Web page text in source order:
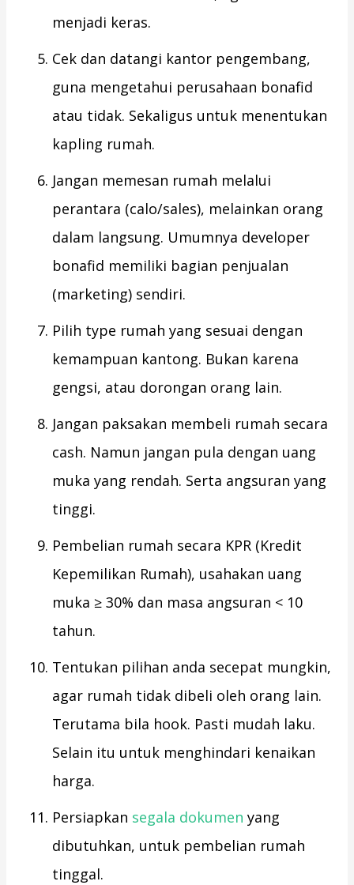
menjadi keras.
Cek dan datangi kantor pengembang,
guna mengetahui perusahaan bonafid
atau tidak. Sekaligus untuk menentukan
kapling rumah.
Jangan memesan rumah melalui
perantara (calo/sales), melainkan orang
dalam langsung. Umumnya developer
bonafid memiliki bagian penjualan
(marketing) sendiri.
Pilih type rumah yang sesuai dengan
kemampuan kantong. Bukan karena
gengsi, atau dorongan orang lain.
Jangan paksakan membeli rumah secara
cash. Namun jangan pula dengan uang
muka yang rendah. Serta angsuran yang
tinggi.
Pembelian rumah secara KPR (Kredit
Kepemilikan Rumah), usahakan uang
muka ≥ 30% dan masa angsuran < 10
tahun.
Tentukan pilihan anda secepat mungkin,
agar rumah tidak dibeli oleh orang lain.
Terutama bila hook. Pasti mudah laku.
Selain itu untuk menghindari kenaikan
harga.
Persiapkan segala dokumen yang
dibutuhkan, untuk pembelian rumah
tinggal.